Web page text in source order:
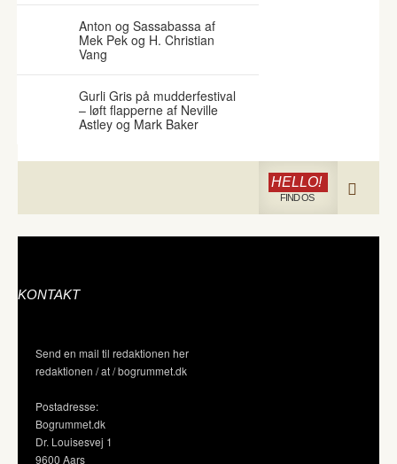
Anton og Sassabassa af
Mek Pek og H. Christian
Vang
Gurli Gris på mudderfestival
– løft flapperne af Neville
Astley og Mark Baker
HELLO!
FIND OS
KONTAKT
Send en mail til redaktionen her
redaktionen / at / bogrummet.dk
Postadresse:
Bogrummet.dk
Dr. Louisesvej 1
9600 Aars